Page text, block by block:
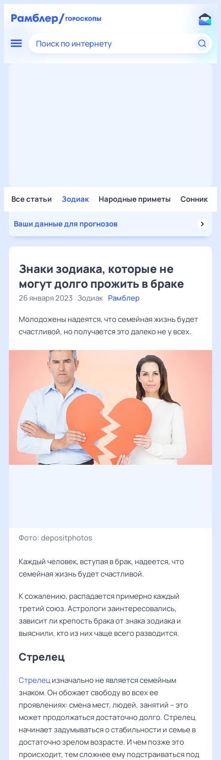
Поиск по интернету
Все статьи Зодиак Народные приметы Сонник
Ваши данные для прогнозов
Знаки зодиака, которые не
могут долго прожить в браке
26 января 2023 Зодиак Рамблер
Молодожены надеятся, что семейная жизнь будет
счастливой, но получается это далеко не у всех.
Фото: depositphotos
Каждый человек, вступая в брак, надеется, что
семейная жизнь будет счастливой.
К сожалению, распадается примерно каждый
третий союз. Астрологи заинтересовались,
зависит ли крепость брака от знака зодиака и
выяснили, кто из них чаще всего разводится.
Стрелец
Стрелецизначально не является семейным
знаком. Он обожает свободу во всех ее
проявлениях: смена мест, людей, занятий – это
может продолжаться достаточно долго. Стрелец
начинает задумываться о стабильности и семье в
достаточно зрелом возрасте. И чем позже это
происходит, тем сложнее ему подстраиваться под